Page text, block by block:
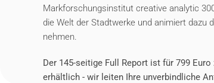
Markforschungsinstitut creative analytic
die Welt der Stadtwerke und animiert dazu
nehmen.
Der 145-seitige Full Report ist für 799
erhältlich - wir leiten Ihre unverbindliche